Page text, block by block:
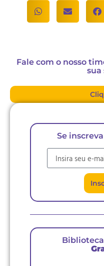
Fale com o nosso
sua
Se